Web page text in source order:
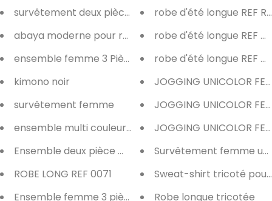
survêtement deux pièces Nouvelle Collection
abaya moderne pour ramadan
ensemble femme 3 Pièces
kimono noir
survêtement femme
ensemble multi couleurs ref087
Ensemble deux pièce mode femme ref 0055
ROBE LONG REF 0071
Ensemble femme 3 pièces REF 006
robe d'été longue REF
robe d'été longue REF
robe d'été longue REF
JOGGING UNICOLOR
JOGGING UNICOLOR
JOGGING UNICOLOR
Survêtement femme
Sweat-shirt tricoté
Robe longue tricotée